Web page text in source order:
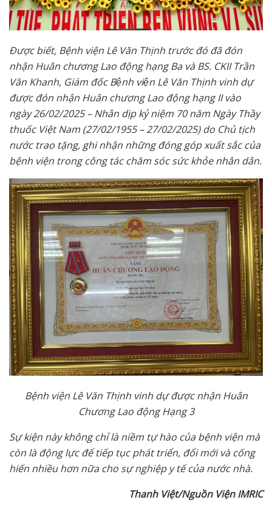
Đượcbiết, Bệnh viện Lê Văn Thịnh trướcđó đãđón
nhận Huân chương Lao động hạng Ba và BS. CKII Trần
Văn Khanh, Giám đốc Bệnh viện Lê Văn Thịnh vinh dự
được đón nhận Huân chương Lao động hạng IIvào
ngày 26/02/2025 – Nhân dịp kỷ niệm 70 năm Ngày Thầy
thuốc Việt Nam (27/02/1955 – 27/02/2025) do Chủ tịch
nước trao tặng, ghi nhận những đóng góp xuất sắc của
bệnh viện trong công tác chăm sóc sức khỏe nhân dân.
Bệnh viện Lê Văn Thịnh vinh dự được nhận Huân
Chương Lao động Hạng 3
Sự kiện này không chỉ là niềm tự hào của bệnh viện mà
còn là động lực để tiếp tục phát triển, đổi mới và cống
hiến nhiều hơn nữa cho sự nghiệp y tế của nước nhà.
Thanh Việt/Nguồn Viện IMRIC